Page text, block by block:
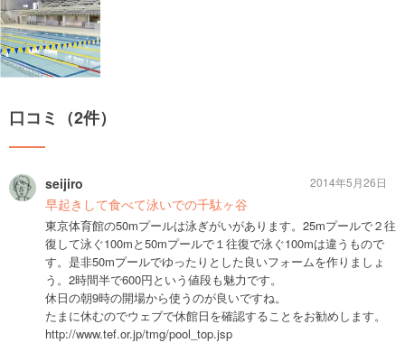
口コミ（2件）
seijiro
早起きして食べて泳いでの千駄ヶ谷
東京体育館の50mプールは泳ぎがいがあります。25mプールで２往
復して泳ぐ100mと50mプールで１往復で泳ぐ100mは違うもので
す。是非50mプールでゆったりとした良いフォームを作りましょ
う。2時間半で600円という値段も魅力です。
休日の朝9時の開場から使うのが良いですね。
たまに休むのでウェブで休館日を確認することをお勧めします。
http://www.tef.or.jp/tmg/pool_top.jsp
2014年5月26日